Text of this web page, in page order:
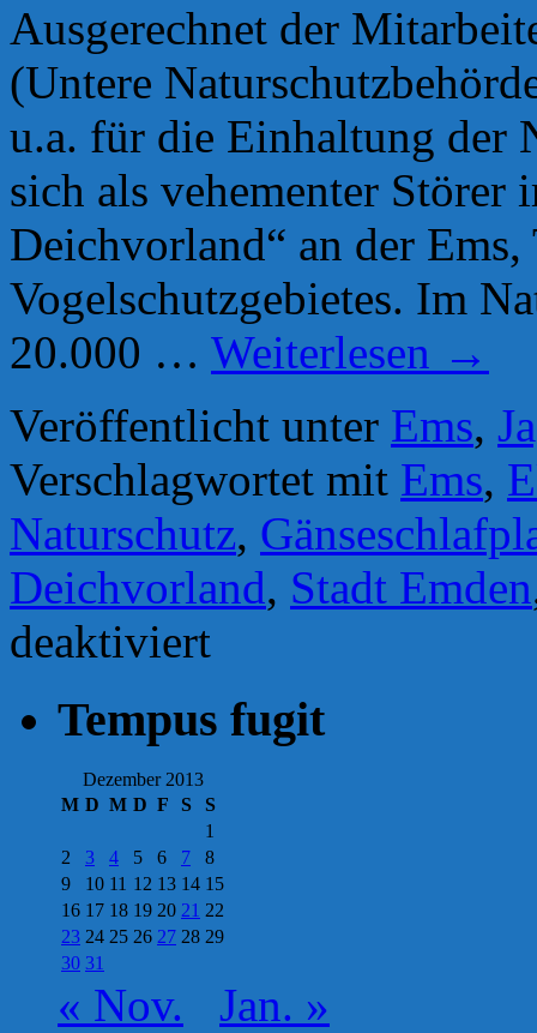
Ausgerechnet der
(Untere
u.a. für die Einhaltung der
sich als vehementer Störer
Deichvorland“ an der
Vogelschutzgebietes. Im
20.000 … Weiterlesen →
Veröffentlicht unter Ems,
Verschlagwortet mit Ems,
Naturschutz,
Deichvorland, Stadt Emden
deaktiviert
Ems:
Mitarbeiter
auf
Abwegen
Tempus fugit
Dezember 2013
M D M D F S
S
1
2
3 4 5 6 7
8
9
10 11 12 13 14 15
16 17 18 19 20 21 22
23 24 25 26 27 28 29
30 31
« Nov. Jan. »